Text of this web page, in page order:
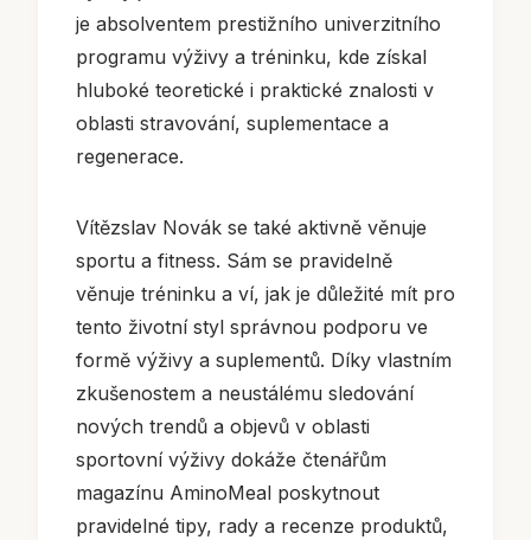
je absolventem prestižního univerzitního
programu výživy a tréninku, kde získal
hluboké teoretické i praktické znalosti v
oblasti stravování, suplementace a
regenerace.
Vítězslav Novák se také aktivně věnuje
sportu a fitness. Sám se pravidelně
věnuje tréninku a ví, jak je důležité mít pro
tento životní styl správnou podporu ve
formě výživy a suplementů. Díky vlastním
zkušenostem a neustálému sledování
nových trendů a objevů v oblasti
sportovní výživy dokáže čtenářům
magazínu AminoMeal poskytnout
pravidelné tipy, rady a recenze produktů,